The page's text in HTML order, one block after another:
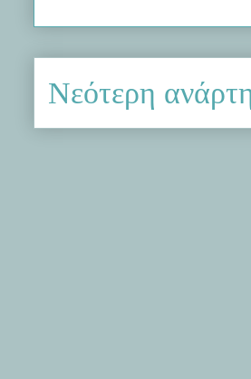
Νεότερη